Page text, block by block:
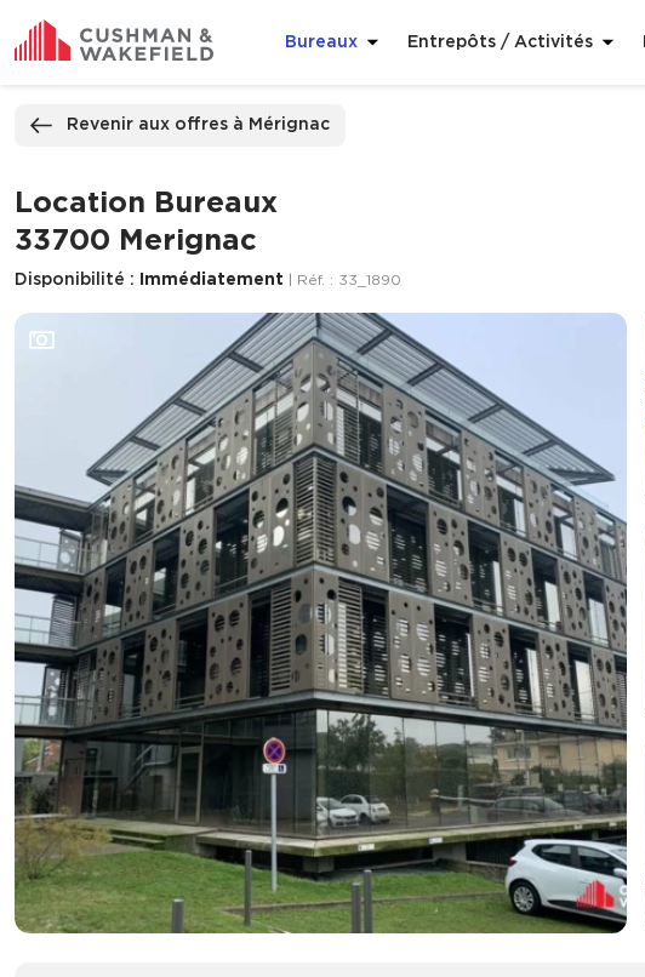
Bureaux Entrepôts / Activités
Revenir aux offres à Mérignac
Location Bureaux
33700 Merignac
Disponibilité : Immédiatement | Réf. : 33_1890